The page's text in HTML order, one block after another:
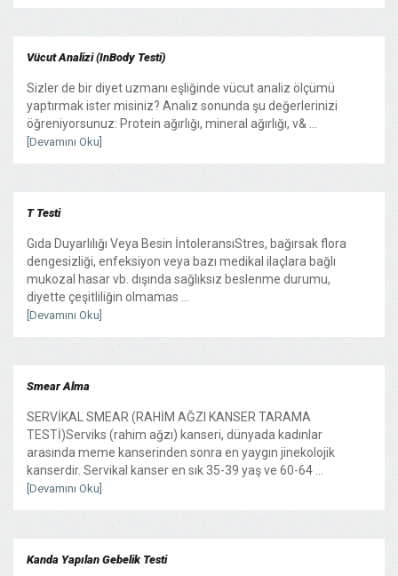
Vücut Analizi (InBody Testi)
Sizler de bir diyet uzmanı eşliğinde vücut analiz ölçümü
yaptırmak ister misiniz? Analiz sonunda şu değerlerinizi
öğreniyorsunuz: Protein ağırlığı, mineral ağırlığı, v& ...
[Devamını Oku]
T Testi
Gıda Duyarlılığı Veya Besin İntoleransıStres, bağırsak flora
dengesizliği, enfeksiyon veya bazı medikal ilaçlara bağlı
mukozal hasar vb. dışında sağlıksız beslenme durumu,
diyette çeşitliliğin olmamas ...
[Devamını Oku]
Smear Alma
SERVİKAL SMEAR (RAHİM AĞZI KANSER TARAMA
TESTİ)Serviks (rahim ağzı) kanseri, dünyada kadınlar
arasında meme kanserinden sonra en yaygın jinekolojik
kanserdir. Servikal kanser en sık 35-39 yaş ve 60-64 ...
[Devamını Oku]
Kanda Yapılan Gebelik Testi